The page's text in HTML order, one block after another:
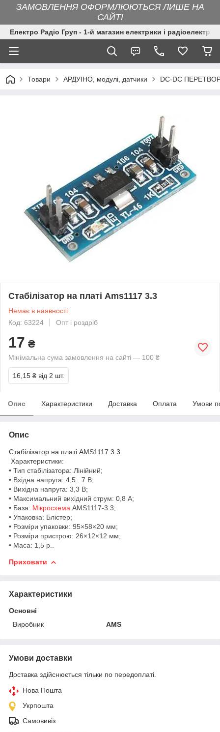
ЗАМОВЛЕННЯ ОФОРМЛЮЮТЬСЯ ЛИШЕ НА
САЙТІ
Електро Радіо Груп - 1-й магазин електрики і
Товари АРДУІНО, модулі, датчики DC-DC
Стабілізатор на платі Ams1117 3.3
Немає в наявності
Код: 63224
Опт і роздріб
17 ₴
Мінімальна сума замовлення на сайті — 100 ₴
16,15 ₴ від 2 шт.
Опис Характеристики Доставка Оплата Умови
Опис
Стабілізатор на платі AMS1117 3.3
Характеристики:
• Тип стабілізатора: Лінійний;
• Вхідна напруга: 4,5...7 В;
• Вихідна напруга: 3,3 В;
• Максимальний вихідний струм: 0,8 А;
• База: Мікросхема AMS1117-3.3;
• Упаковка: Блістер;
• Розміри упаковки: 95×58×20 мм;
• Розміри пристрою: 26×12×12 мм;
• Маса: 1,5 р..
Приховати
Характеристики
Основні
Виробник
AMS
Умови доставки
Доставка здійснюється тільки по передоплаті.
Нова Пошта
Укрпошта
Самовивіз